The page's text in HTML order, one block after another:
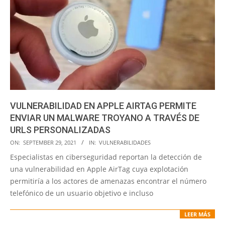
VULNERABILIDAD EN APPLE AIRTAG PERMITE
ENVIAR UN MALWARE TROYANO A TRAVÉS DE
URLS PERSONALIZADAS
2021-
09-
29
ON: SEPTEMBER 29, 2021 IN: VULNERABILIDADES
Especialistas en ciberseguridad reportan la detección de
una vulnerabilidad en Apple AirTag cuya explotación
permitiría a los actores de amenazas encontrar el número
telefónico de un usuario objetivo e incluso
LEER MÁS